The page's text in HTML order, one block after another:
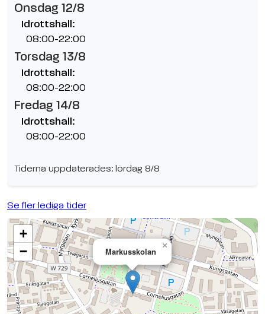
Onsdag 12/8
Idrottshall:
08:00-22:00
Torsdag 13/8
Idrottshall:
08:00-22:00
Fredag 14/8
Idrottshall:
08:00-22:00
Tiderna uppdaterades: lördag 8/8
Se fler lediga tider
Markusskolan
×
+
−